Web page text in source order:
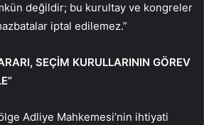
değildir; bu kurultay ve kongreler
iptal edilemez.”
SEÇİM KURULLARININ GÖREV
Adliye Mahkemesi’nin ihtiyati